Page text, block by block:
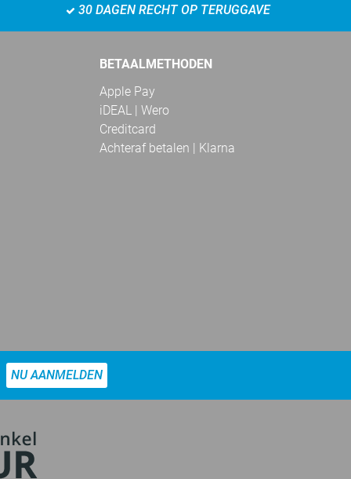
30 DAGEN RECHT OP TERUGGAVE
BETAALMETHODEN
Apple Pay
iDEAL | Wero
Creditcard
Achteraf betalen | Klarna
NU AANMELDEN